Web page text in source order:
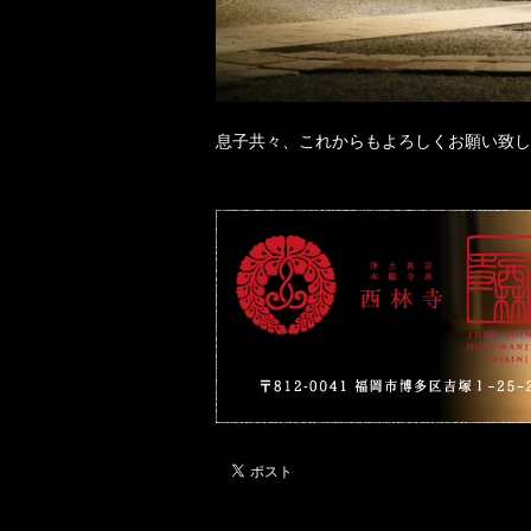
息子共々、これからもよろしくお願い致